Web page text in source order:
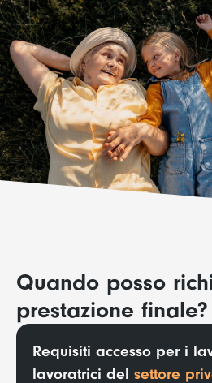
Quando posso
prestazione finale?
Requisiti accesso per i
lavoratrici del settore